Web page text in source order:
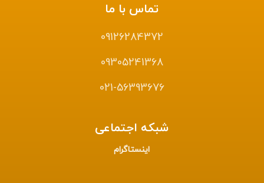
تماس با ما
09126284372
09305241368
021-56393676
شبکه اجتماعی
اینستاگرام